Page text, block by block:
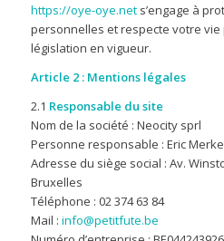
https://oye-oye.nets’engage à
personnelles et respecte votre
législation en vigueur.
Article 2 : Mentions légales
2.1 Responsable du site
Nom de la société : Neocity sprl
Personne responsable : Eric
Adresse du siège social : Av.
Bruxelles
Téléphone : 02 374 63 84
Mail : info@petitfute.be